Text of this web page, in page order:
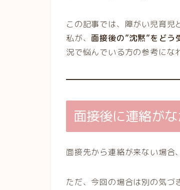
この記事では、障がい児育
私が、 面接後の”沈黙”をどう
況で悩んでいる方の参考にな
面接後に連絡が
面接先から連絡が来ない場合
ただ、今回の場合は別の気づ